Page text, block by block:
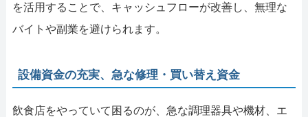
を活用することで、キャッシュフローが改善し、無理な
バイトや副業を避けられます。
設備資金の充実、急な修理・買い替え資金
飲食店をやっていて困るのが、急な調理器具や機材、エ